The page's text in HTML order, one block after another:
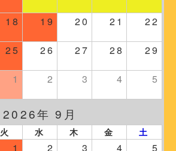
18 19 20 21 22
25 26 27 28 29
1 2 3 4 5
2026年 9月
火 水 木 金 土
1 2 3 4 5